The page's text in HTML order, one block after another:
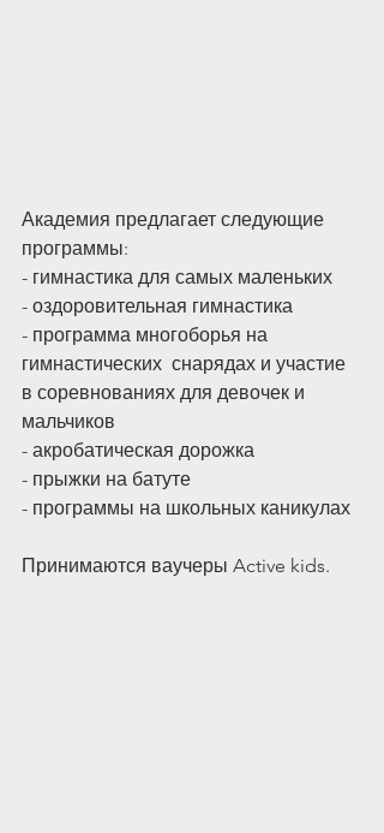
Академия предлагает следующие
программы:
- гимнастика для самых маленьких
- оздоровительная гимнастика
- программа многоборья на
гимнастических  снарядах и участие
в соревнованиях для девочек и
мальчиков
- акробатическая дорожка
- прыжки на батуте
- программы на школьных каникулах
Принимаются ваучеры Active kids.